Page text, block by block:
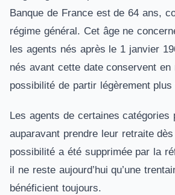
Banque de France est de 64 ans,
régime général. Cet âge ne
les agents nés après le 1 janvier
nés avant cette date conservent en
possibilité de partir légèrement plus
Les agents de certaines catégories
auparavant prendre leur retraite
possibilité a été supprimée par la
il ne reste aujourd’hui qu’une
bénéficient toujours.